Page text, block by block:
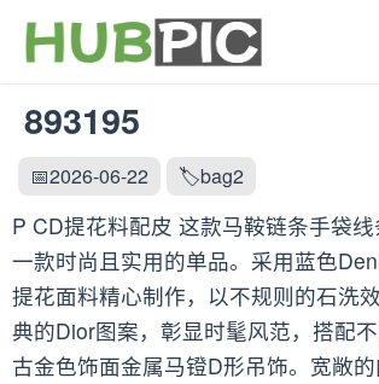
893195
📅2026-06-22 🏷️bag2
P CD提花料配皮 这款马鞍链条手袋
一款时尚且实用的单品。采用蓝色
提花面料精心制作，以不规则的石洗
典的Dior图案，彰显时髦风范，搭配
古金色饰面金属马镫D形吊饰。宽敞